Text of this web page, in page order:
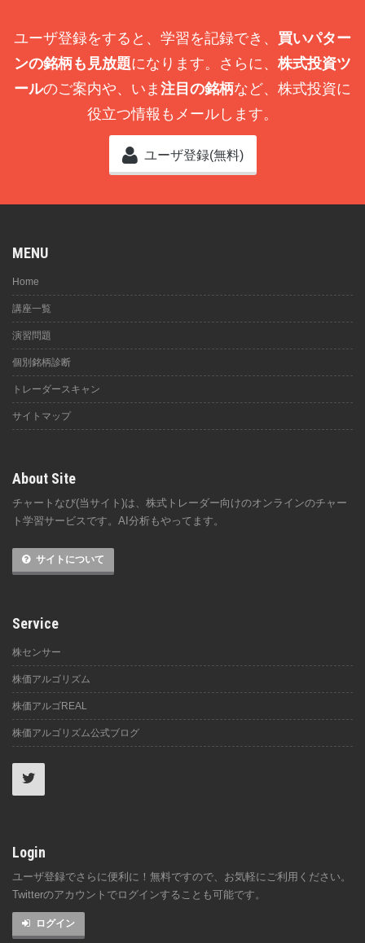
ユーザ登録をすると、学習を記録でき、 買いパター
ンの銘柄も見放題になります。さらに、 株式投資ツ
ールのご案内や、いま 注目の銘柄など、株式投資に
役立つ情報もメールします。
ユーザ登録(無料)
MENU
Home
講座一覧
演習問題
個別銘柄診断
トレーダースキャン
サイトマップ
About Site
チャートなび(当サイト)は、株式トレーダー向けのオンラインのチャー
ト学習サービスです。AI分析もやってます。
サイトについて
Service
株センサー
株価アルゴリズム
株価アルゴREAL
株価アルゴリズム公式ブログ
Login
ユーザ登録でさらに便利に！無料ですので、お気軽にご利用ください。
Twitterのアカウントでログインすることも可能です。
ログイン